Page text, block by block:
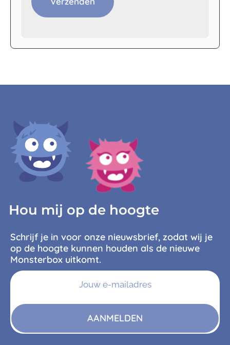
Hou mij op de hoogte
Schrijf je in voor onze nieuwsbrief, zodat wij je
op de hoogte kunnen houden als de nieuwe
Monsterbox uitkomt.
AANMELDEN